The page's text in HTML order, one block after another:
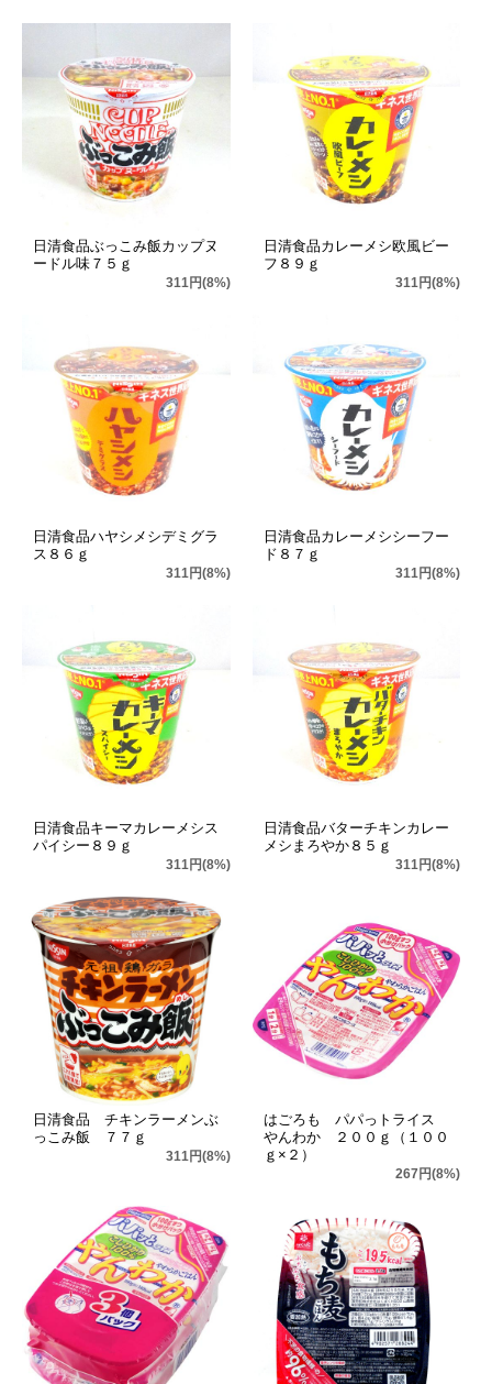
日清食品ぶっこみ飯カップヌ
ードル味７５ｇ
311円(8%)
日清食品カレーメシ欧風ビー
フ８９ｇ
311円(8%)
日清食品ハヤシメシデミグラ
ス８６ｇ
311円(8%)
日清食品カレーメシシーフー
ド８７ｇ
311円(8%)
日清食品キーマカレーメシス
パイシー８９ｇ
311円(8%)
日清食品バターチキンカレー
メシまろやか８５ｇ
311円(8%)
日清食品 チキンラーメンぶ
っこみ飯 ７７ｇ
311円(8%)
はごろも パパっトライス
やんわか ２００ｇ（１００
ｇ×２）
267円(8%)